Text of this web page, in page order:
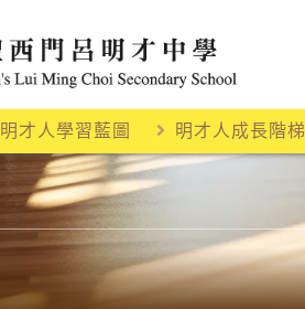
明才人學習藍圖 明才人成長階梯